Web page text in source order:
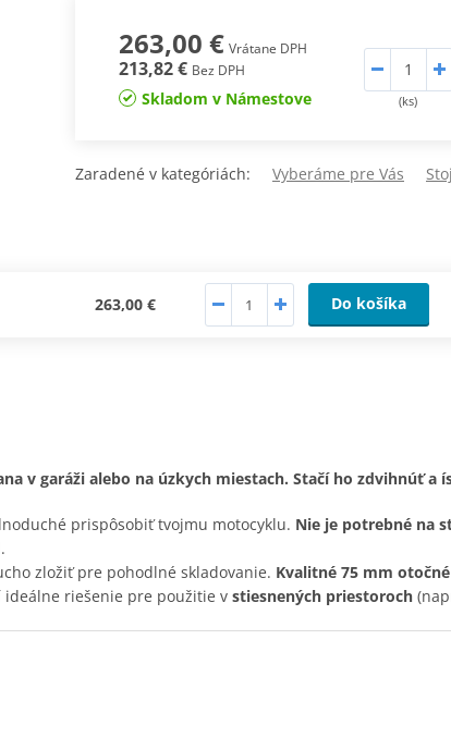
263,00 € Vrátane DPH
213,82 € Bez DPH
Skladom v Námestove (ks)
Zaradené v kategóriách: Vyberáme pre Vás
263,00 € Do košíka
v garáži alebo na úzkych miestach. Stačí ho zdvihnúť a
prispôsobiť tvojmu motocyklu. Nie je potrebné na
zložiť pre pohodlné skladovanie. Kvalitné 75 mm
ideálne riešenie pre použitie v stiesnených priestoroch